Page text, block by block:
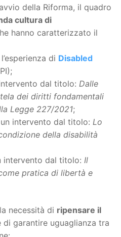
della Riforma, il quadro
cultura di
hanno caratterizzato il
di Disabled
dal titolo: Dalle
dei diritti fondamentali
Legge 227/2021;
intervento dal titolo: Lo
della disabilità
intervento dal titolo: Il
pratica di libertà e
necessità di ripensare il
di garantire uguaglianza tra